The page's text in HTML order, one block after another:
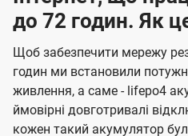
до 72 годин. Як
Щоб забезпечити мережу
годин ми встановили
живлення, а саме - lifepo4
ймовірні довготривалі
кожен такий акумулятор